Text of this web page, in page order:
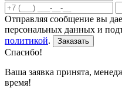
Отправляя сообщение вы
персональных данных и
политикой. Заказать
Спасибо!
Ваша заявка принята,
время!